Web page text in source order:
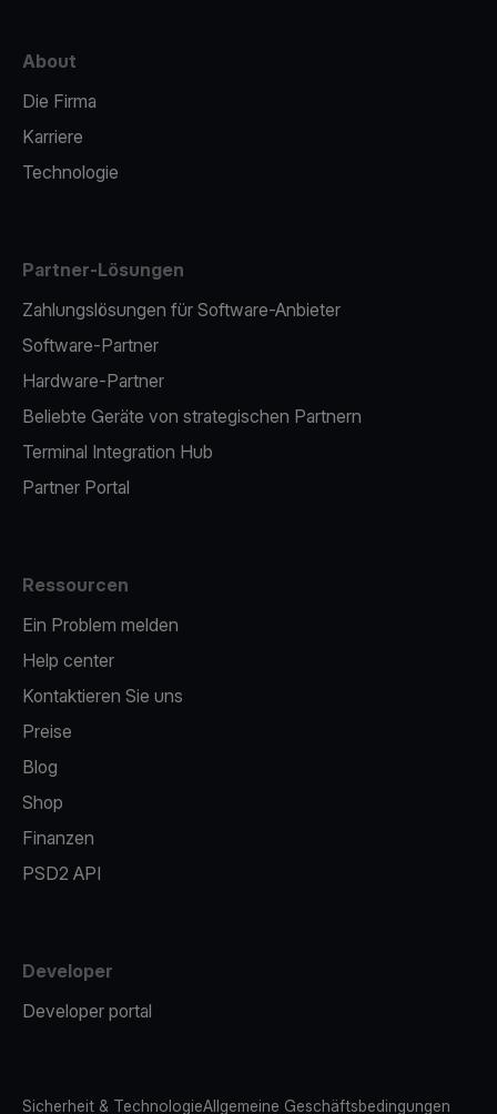
About
Die Firma
Karriere
Technologie
Partner-Lösungen
Zahlungslösungen für Software-Anbieter
Software-Partner
Hardware-Partner
Beliebte Geräte von strategischen Partnern
Terminal Integration Hub
Partner Portal
Ressourcen
Ein Problem melden
Help center
Kontaktieren Sie uns
Preise
Blog
Shop
Finanzen
PSD2 API
Developer
Developer portal
Sicherheit & TechnologieAllgemeine Geschäftsbedingungen